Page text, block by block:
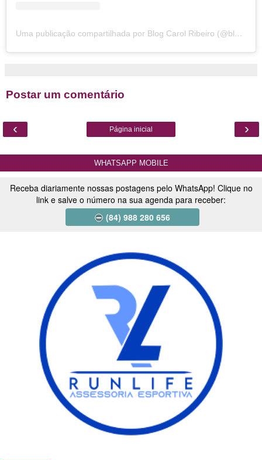
Uma publicação compartilhada por Blog Carol Ribeiro (@blogcarolribeiro)
Postar um comentário
‹ ›
Página inicial
WHATSAPP MOBILE
Receba diariamente nossas postagens pelo WhatsApp! Clique no
link e salve o número na sua agenda para receber:
(84) 988 280 656